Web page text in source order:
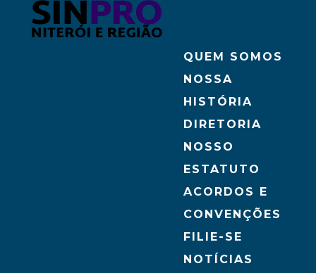
QUEM SOMOS
NOSSA
HISTÓRIA
DIRETORIA
NOSSO
ESTATUTO
ACORDOS E
CONVENÇÕES
FILIE-SE
NOTÍCIAS